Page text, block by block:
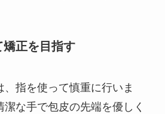
矯正を目指す
指を使って慎重に行いま
な手で包皮の先端を優しく